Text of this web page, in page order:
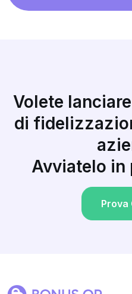
Volete
di
Avviatelo in
Prova